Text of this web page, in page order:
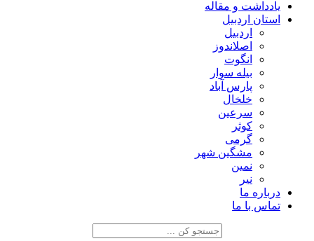
یادداشت و مقاله
استان اردبیل
اردبیل
اصلاندوز
انگوت
بیله سوار
پارس آباد
خلخال
سرعین
کوثر
گرمی
مشگین شهر
نمین
نیر
درباره ما
تماس با ما